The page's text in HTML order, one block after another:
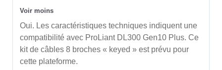
Voir moins
Oui. Les caractéristiques techniques indiquent une
compatibilité avec ProLiant DL300 Gen10 Plus. Ce
kit de câbles 8 broches « keyed » est prévu pour
cette plateforme.